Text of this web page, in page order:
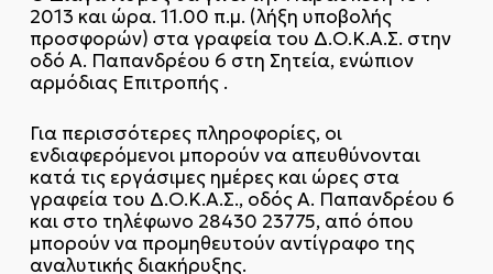
2013 και ώρα. 11.00 π.μ. (λήξη υποβολής
προσφορών) στα γραφεία του Δ.Ο.Κ.Α.Σ. στην
οδό Α. Παπανδρέου 6 στη Σητεία, ενώπιον
αρμόδιας Επιτροπής .
Για περισσότερες πληροφορίες, οι
ενδιαφερόμενοι μπορούν να απευθύνονται
κατά τις εργάσιμες ημέρες και ώρες στα
γραφεία του Δ.Ο.Κ.Α.Σ., οδός Α. Παπανδρέου 6
και στο τηλέφωνο 28430 23775, από όπου
μπορούν να προμηθευτούν αντίγραφο της
αναλυτικής διακήρυξης.